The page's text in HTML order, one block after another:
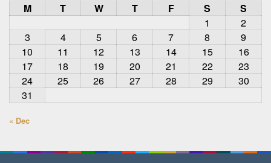
M
T W T F S
S
1
2
3
4 5 6 7 8
9
10
11 12 13 14 15
16
17
18 19 20 21 22
23
24
25 26 27 28 29
30
31
« Dec